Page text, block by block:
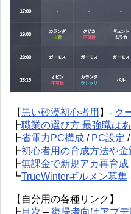
【黒い砂漠初心者用 】- ク
┣職業の選び方 最強職は
┣省電力PC構成 / PC設定 /
┣初心者用の育成方法や金
┣無課金で新規アカ再育成
┗TrueWinterギルメン募集
【自分用の各種リンク】